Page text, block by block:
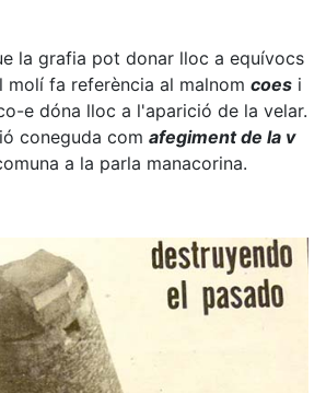
la grafia pot donar lloc a equívocs
molí fa referència al malnom coes i
e dóna lloc a l'aparició de la velar.
coneguda com afegiment de la v
a la parla manacorina.